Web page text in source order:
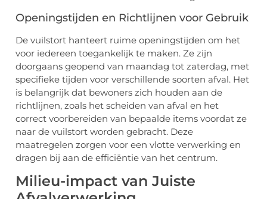
Openingstijden en Richtlijnen voor Gebruik
De vuilstort hanteert ruime openingstijden om het
voor iedereen toegankelijk te maken. Ze zijn
doorgaans geopend van maandag tot zaterdag, met
specifieke tijden voor verschillende soorten afval. Het
is belangrijk dat bewoners zich houden aan de
richtlijnen, zoals het scheiden van afval en het
correct voorbereiden van bepaalde items voordat ze
naar de vuilstort worden gebracht. Deze
maatregelen zorgen voor een vlotte verwerking en
dragen bij aan de efficiëntie van het centrum.
Milieu-impact van Juiste